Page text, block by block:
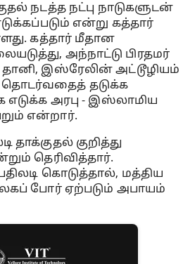
நடத்த நட்பு நாடுகளுடன்
என்று கத்தார்
கத்தார் மீதான
அந்நாட்டு பிரதமர்
இஸ்ரேலின் அட்டூழியம்
தடுக்க
அரபு - இஸ்லாமிய
என்றார்.
குறித்து
தெரிவித்தார்.
கொடுத்தால், மத்திய
போர் ஏற்படும் அபாயம்